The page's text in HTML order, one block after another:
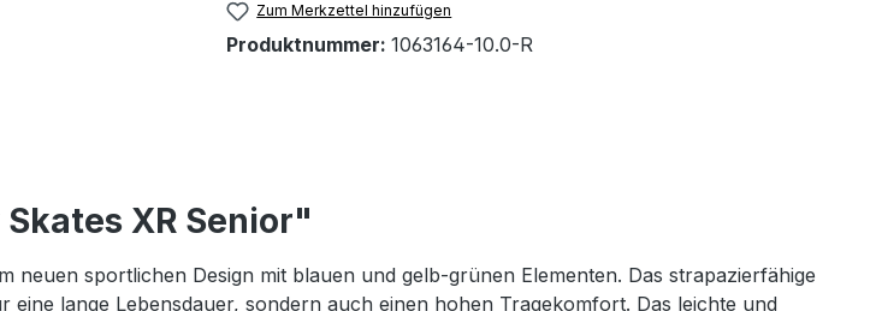
Zum Merkzettel hinzufügen
Produktnummer: 1063164-10.0-R
XR Senior"
neuen sportlichen Design mit blauen und gelb-grünen Elementen. Das strapazierfähige
lange Lebensdauer, sondern auch einen hohen Tragekomfort. Das leichte und